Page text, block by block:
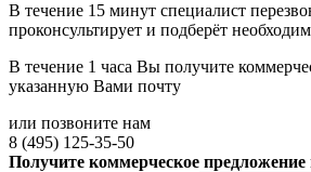
В течение 15 минут специалист
проконсультирует и подберёт
В течение 1 часа Вы получите
указанную Вами почту
или позвоните нам
8 (495) 125-35-50
Получите коммерческое предложение